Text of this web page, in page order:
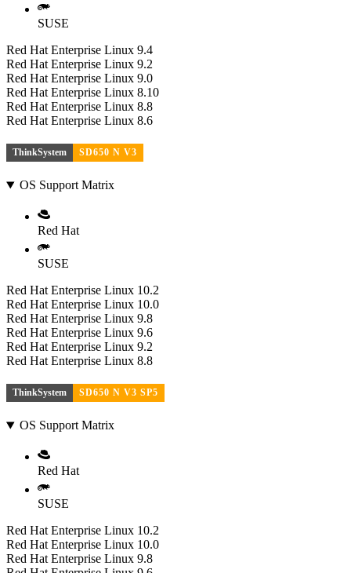
SUSE
Red Hat Enterprise Linux 9.4
Red Hat Enterprise Linux 9.2
Red Hat Enterprise Linux 9.0
Red Hat Enterprise Linux 8.10
Red Hat Enterprise Linux 8.8
Red Hat Enterprise Linux 8.6
ThinkSystem SD650 N V3
OS Support Matrix
Red Hat
SUSE
Red Hat Enterprise Linux 10.2
Red Hat Enterprise Linux 10.0
Red Hat Enterprise Linux 9.8
Red Hat Enterprise Linux 9.6
Red Hat Enterprise Linux 9.2
Red Hat Enterprise Linux 8.8
ThinkSystem SD650 N V3 SP5
OS Support Matrix
Red Hat
SUSE
Red Hat Enterprise Linux 10.2
Red Hat Enterprise Linux 10.0
Red Hat Enterprise Linux 9.8